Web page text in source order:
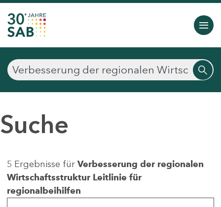
Suche
5 Ergebnisse für Verbesserung der regionalen
Wirtschaftsstruktur Leitlinie für
regionalbeihilfen